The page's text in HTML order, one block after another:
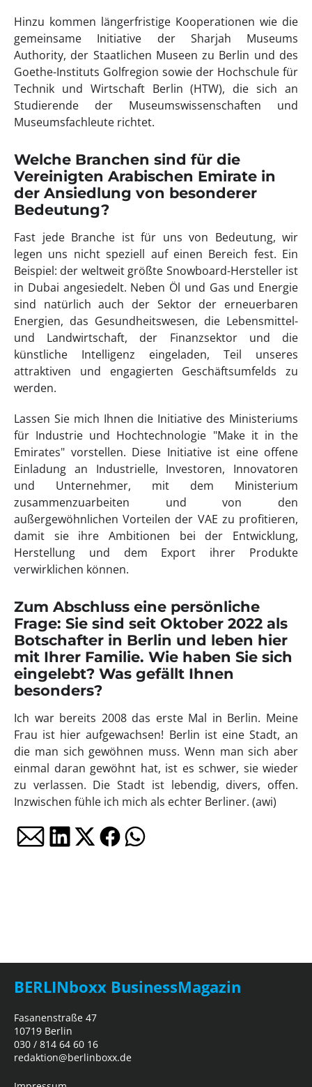
Hinzu kommen längerfristige Kooperationen wie die
gemeinsame Initiative der Sharjah Museums
Authority, der Staatlichen Museen zu Berlin und des
Goethe-Instituts Golfregion sowie der Hochschule für
Technik und Wirtschaft Berlin (HTW), die sich an
Studierende der Museumswissenschaften und
Museumsfachleute richtet.
Welche Branchen sind für die
Vereinigten Arabischen Emirate in
der Ansiedlung von besonderer
Bedeutung?
Fast jede Branche ist für uns von Bedeutung, wir
legen uns nicht speziell auf einen Bereich fest. Ein
Beispiel: der weltweit größte Snowboard-Hersteller ist
in Dubai angesiedelt. Neben Öl und Gas und Energie
sind natürlich auch der Sektor der erneuerbaren
Energien, das Gesundheitswesen, die Lebensmittel-
und Landwirtschaft, der Finanzsektor und die
künstliche Intelligenz eingeladen, Teil unseres
attraktiven und engagierten Geschäftsumfelds zu
werden.
Lassen Sie mich Ihnen die Initiative des Ministeriums
für Industrie und Hochtechnologie "Make it in the
Emirates" vorstellen. Diese Initiative ist eine offene
Einladung an Industrielle, Investoren, Innovatoren
und Unternehmer, mit dem Ministerium
zusammenzuarbeiten und von den
außergewöhnlichen Vorteilen der VAE zu profitieren,
damit sie ihre Ambitionen bei der Entwicklung,
Herstellung und dem Export ihrer Produkte
verwirklichen können.
Zum Abschluss eine persönliche
Frage: Sie sind seit Oktober 2022 als
Botschafter in Berlin und leben hier
mit Ihrer Familie. Wie haben Sie sich
eingelebt? Was gefällt Ihnen
besonders?
Ich war bereits 2008 das erste Mal in Berlin. Meine
Frau ist hier aufgewachsen! Berlin ist eine Stadt, an
die man sich gewöhnen muss. Wenn man sich aber
einmal daran gewöhnt hat, ist es schwer, sie wieder
zu verlassen. Die Stadt ist lebendig, divers, offen.
Inzwischen fühle ich mich als echter Berliner. (awi)
BERLINboxx BusinessMagazin
Fasanenstraße 47
10719 Berlin
030 / 814 64 60 16
redaktion@berlinboxx.de